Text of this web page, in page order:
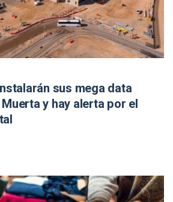
sus mega data
y hay alerta por el